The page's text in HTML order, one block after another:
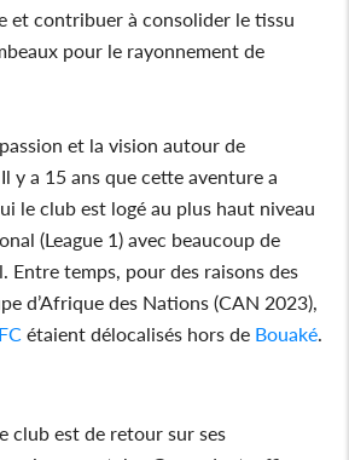
et contribuer à consolider le tissu
pour le rayonnement de
et la vision autour de
. Il y a 15 ans que cette aventure a
le club est logé au plus haut niveau
(League 1) avec beaucoup de
Entre temps, pour des raisons des
d’Afrique des Nations (CAN 2023),
étaient délocalisés hors de Bouaké
le club est de retour sur ses